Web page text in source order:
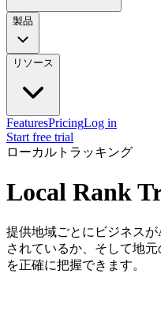
製品
リソース
FeaturesPricingLog in
Start free trial
ローカルトラッキング
Local Rank
提供地域ごとにビジネス
されているか、そして地
を正確に把握できます。